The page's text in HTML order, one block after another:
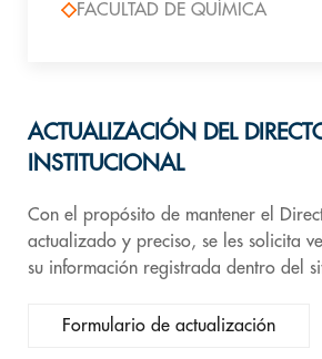
FACULTAD DE QUÍMICA
ACTUALIZACIÓN DEL
INSTITUCIONAL
Con el propósito de mantener el
actualizado y preciso, se les solicita
su información registrada dentro del
Formulario de actualización